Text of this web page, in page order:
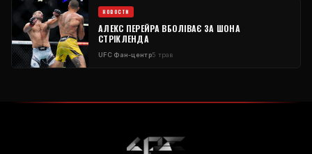
НОВОСТИ
АЛЕКС ПЕРЕЙРА ВБОЛІВАЄ ЗА ШОНА
СТРІКЛЕНДА
UFCФан-центр5 трав